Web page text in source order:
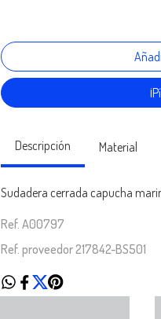
Descripción Material
Sudadera cerrada capucha
Ref. A00797
Ref. proveedor 217842-BS501